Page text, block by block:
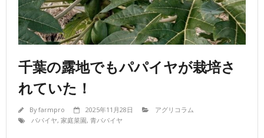
千葉の露地でもパパイヤが栽培さ
れていた！
Byfarmpro 2025年11月28日
アグリコラム
パパイヤ, 家庭菜園, 青パパイヤ